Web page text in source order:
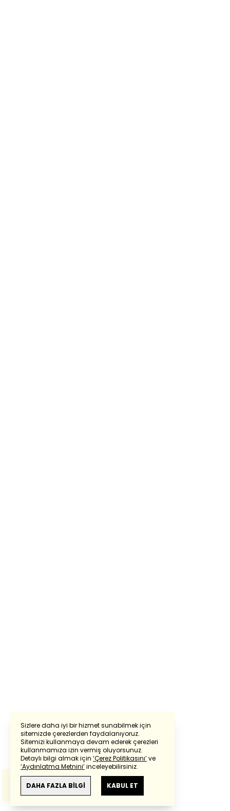
Sizlere daha iyi bir hizmet sunabilmek için
sitemizde çerezlerden faydalanıyoruz.
Sitemizi kullanmaya devam ederek çerezleri
kullanmamıza izin vermiş oluyorsunuz.
Detaylı bilgi almak için ‘Çerez Politikasını’ve
‘Aydınlatma Metnini’inceleyebilirsiniz.
DAHA FAZLA BİLGİ KABUL ET
Powered by Translate
Bu çevirideGoogle Transletekullanılmıştır.
Anlam ve çeviri hatalarından
haberturk.com
sorumlu değildir.